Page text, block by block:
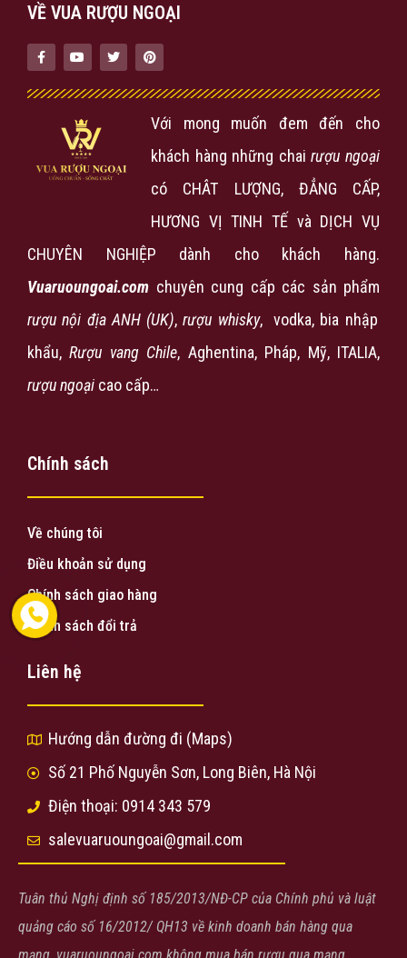
VỀ VUA RƯỢU NGOẠI
Với mong muốn đem đến cho
khách hàng những chairượu ngoại
có CHÂT LƯỢNG, ĐẲNG CẤP,
HƯƠNG VỊ TINH TẾ và DỊCH VỤ
CHUYÊN NGHIỆP dành cho khách hàng.
Vuaruoungoai.com chuyên cung cấp các sản phẩm
rượu nội địa ANH (UK),rượu whisky, vodka, bia nhập
khẩu,Rượu vang Chile, Aghentina, Pháp, Mỹ, ITALIA,
rượu ngoại cao cấp…
Chính sách
Về chúng tôi
Điều khoản sử dụng
Chính sách giao hàng
Chính sách đổi trả
Liên hệ
Hướng dẫn đường đi (Maps)
Số 21 Phố Nguyễn Sơn, Long Biên, Hà Nội
Điện thoại: 0914 343 579
salevuaruoungoai@gmail.com
Tuân thủ Nghị định số 185/2013/NĐ-CP của Chính phủ và luật
quảng cáo số 16/2012/ QH13 về kinh doanh bán hàng qua
mạng, vuaruoungoai.com không mua bán rượu qua mạng